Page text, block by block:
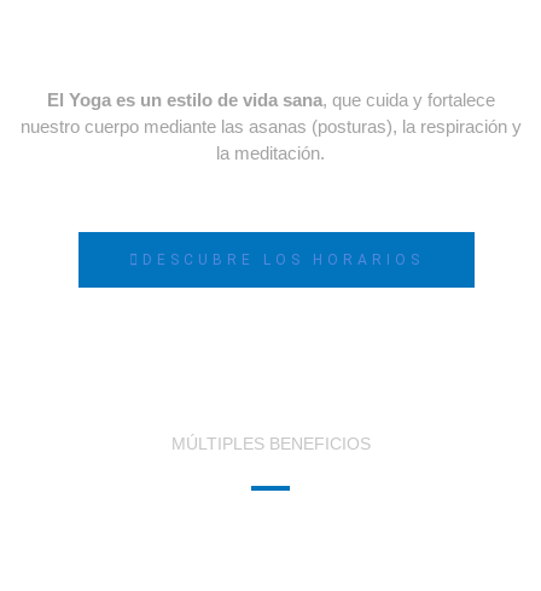
El Yoga es un estilo de vida sana, que cuida y fortalece
nuestro cuerpo mediante las asanas (posturas), la respiración y
la meditación.
DESCUBRE LOS HORARIOS
MÚLTIPLES BENEFICIOS